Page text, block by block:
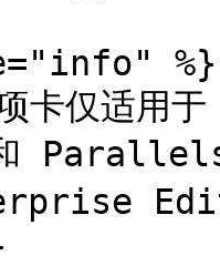
%}
卡仅适